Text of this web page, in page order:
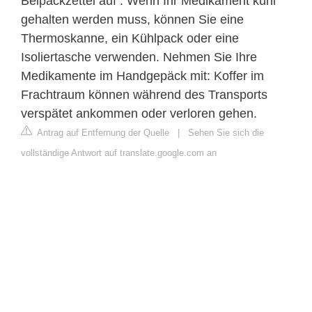
gehalten werden muss, können Sie eine
Thermoskanne, ein Kühlpack oder eine
Isoliertasche verwenden. Nehmen Sie Ihre
Medikamente im Handgepäck mit: Koffer im
Frachtraum können während des Transports
verspätet ankommen oder verloren gehen.
Antrag auf Entfernung der Quelle | Sehen Sie sich die
vollständige Antwort auf translate.google.com an